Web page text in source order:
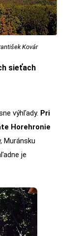
Kovár
sieťach
výhľady. Pri
Horehronie
Muránsku
je